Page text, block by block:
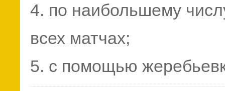
4. по наибольшему
всех матчах;
5. с помощью